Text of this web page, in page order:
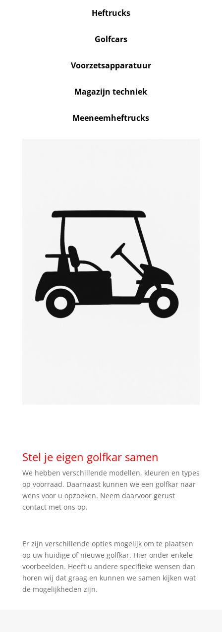
Heftrucks
Golfcars
Voorzetsapparatuur
Magazijn techniek
Meeneemheftrucks
Stel je eigen golfkar samen
We hebben verschillende modellen, kleuren en types
op voorraad. Daarnaast kunnen we een golfkar naar
wens voor u opzoeken. Neem daarvoor gerust
contact met ons op.
Er zijn verschillende opties mogelijk om te plaatsen
op uw huidige of nieuwe golfkar. Hier onder enkele
voorbeelden. Heeft u andere specifieke wensen dan
horen wij dat graag en kunnen we samen kijken wat
de mogelijkheden zijn.